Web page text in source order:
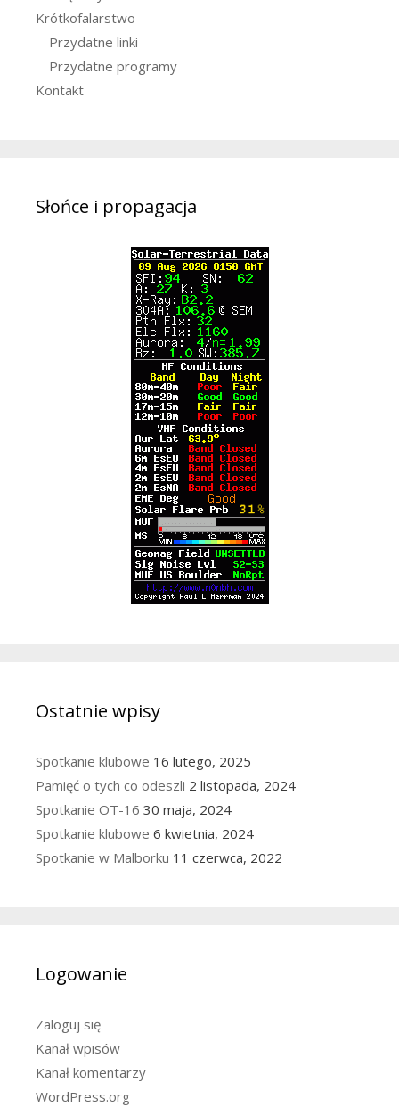
Krótkofalarstwo
Przydatne linki
Przydatne programy
Kontakt
Słońce i propagacja
Ostatnie wpisy
Spotkanie klubowe 16 lutego, 2025
Pamięć o tych co odeszli 2 listopada, 2024
Spotkanie OT-16 30 maja, 2024
Spotkanie klubowe 6 kwietnia, 2024
Spotkanie w Malborku 11 czerwca, 2022
Logowanie
Zaloguj się
Kanał wpisów
Kanał komentarzy
WordPress.org